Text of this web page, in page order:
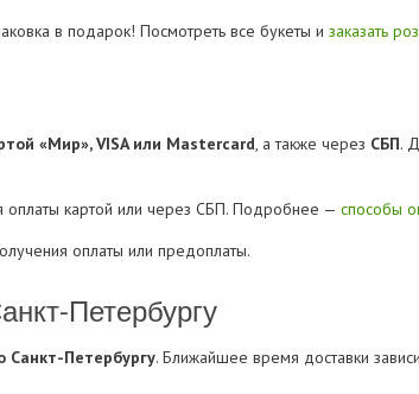
в подарок! Посмотреть все букеты и заказать
«Мир», VISA или Mastercard, а также через СБП.
картой или через СБП. Подробнее — способы
оплаты или предоплаты.
Петербургу
Санкт-Петербургу. Ближайшее время доставки